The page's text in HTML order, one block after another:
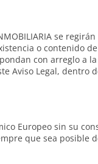
se
o contenido
con arreglo a
Aviso Legal, dentro
Europeo sin su
que sea posible